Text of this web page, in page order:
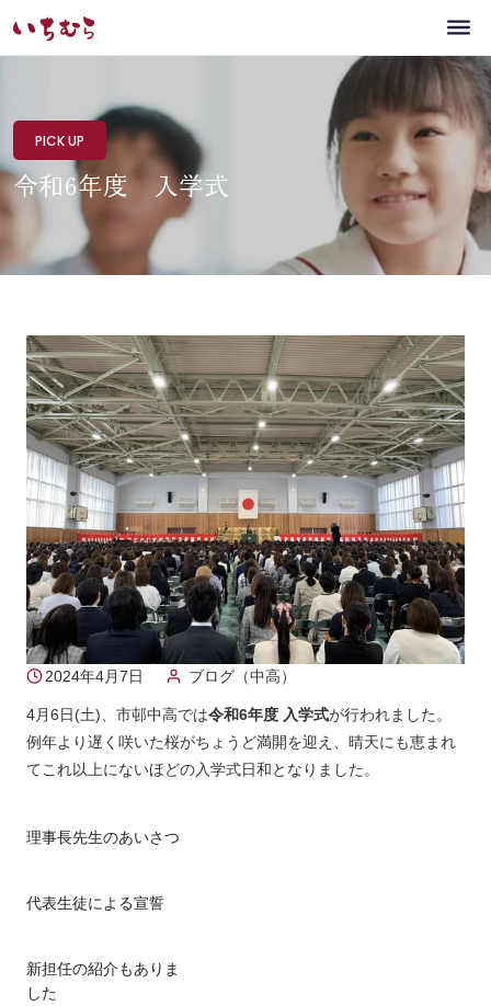
PICK UP
令和6年度 入学式
2024年4月7日 ブログ（中高）
4月6日(土)、市邨中高では令和6年度 入学式が行われました。
例年より遅く咲いた桜がちょうど満開を迎え、晴天にも恵まれ
てこれ以上にないほどの入学式日和となりました。
理事長先生のあいさつ
代表生徒による宣誓
新担任の紹介もありま
した